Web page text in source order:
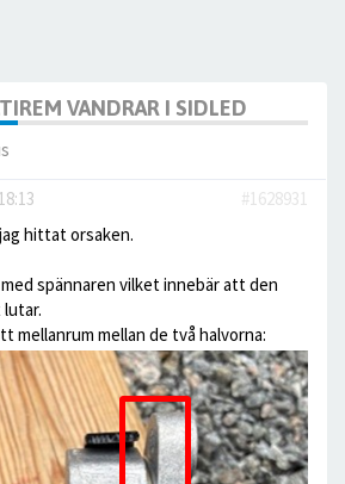
VANDRAR I SIDLED
#1628931
hittat orsaken.
spännaren vilket innebär att den
mellanrum mellan de två halvorna: